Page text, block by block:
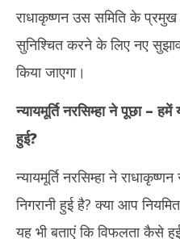
राधाकृष्णन उस समिति के
सुनिश्चित करने के लिए नए
किया जाएगा।
न्यायमूर्ति नरसिम्हा ने पूछा –
हुई?
न्यायमूर्ति नरसिम्हा ने
निगरानी हुई है? क्या आप
यह भी बताएं कि विफलता कैसे